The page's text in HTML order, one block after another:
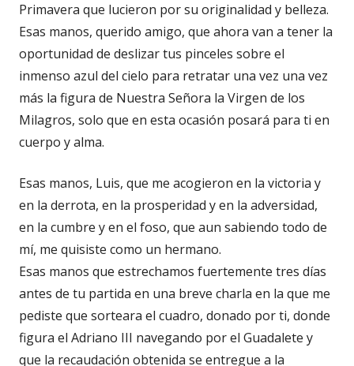
Primavera que lucieron por su originalidad y belleza.
Esas manos, querido amigo, que ahora van a tener la
oportunidad de deslizar tus pinceles sobre el
inmenso azul del cielo para retratar una vez una vez
más la figura de Nuestra Señora la Virgen de los
Milagros, solo que en esta ocasión posará para ti en
cuerpo y alma.
Esas manos, Luis, que me acogieron en la victoria y
en la derrota, en la prosperidad y en la adversidad,
en la cumbre y en el foso, que aun sabiendo todo de
mí, me quisiste como un hermano.
Esas manos que estrechamos fuertemente tres días
antes de tu partida en una breve charla en la que me
pediste que sorteara el cuadro, donado por ti, donde
figura el Adriano III navegando por el Guadalete y
que la recaudación obtenida se entregue a la